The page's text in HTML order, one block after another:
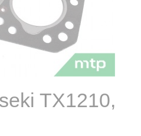
TX1210,